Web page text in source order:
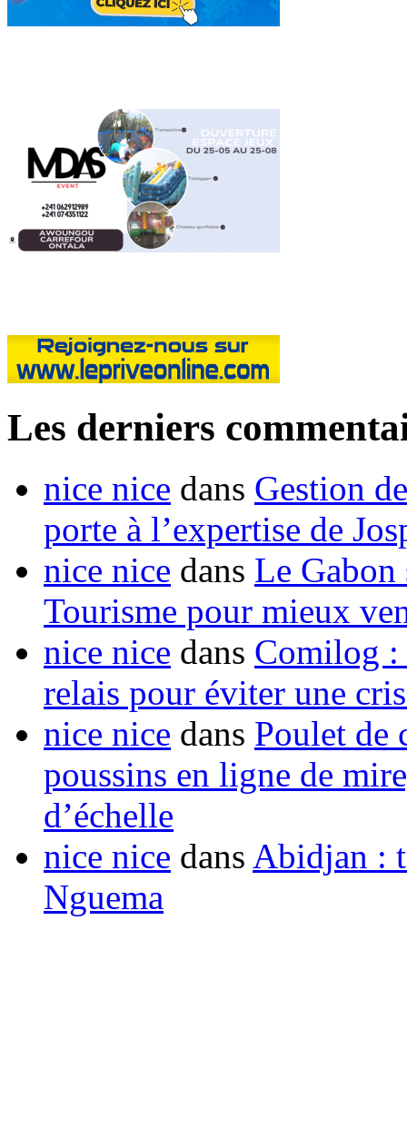
Les derniers
nice nice dans Gestion
porte à l’expertise de
nice nice dans Le Gabon
Tourisme pour mieux
nice nice dans Comilog :
relais pour éviter une
nice nice dans Poulet de
poussins en ligne de
d’échelle
nice nice dans Abidjan :
Nguema